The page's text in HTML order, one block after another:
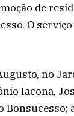
de
O
no
Iacona,